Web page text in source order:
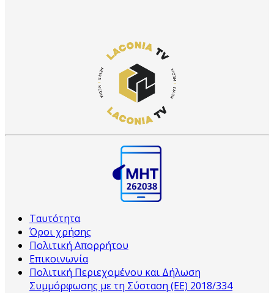
Ταυτότητα
Όροι χρήσης
Πολιτική Απορρήτου
Επικοινωνία
Πολιτική Περιεχομένου και Δήλωση
Συμμόρφωσης με τη Σύσταση (ΕΕ) 2018/334